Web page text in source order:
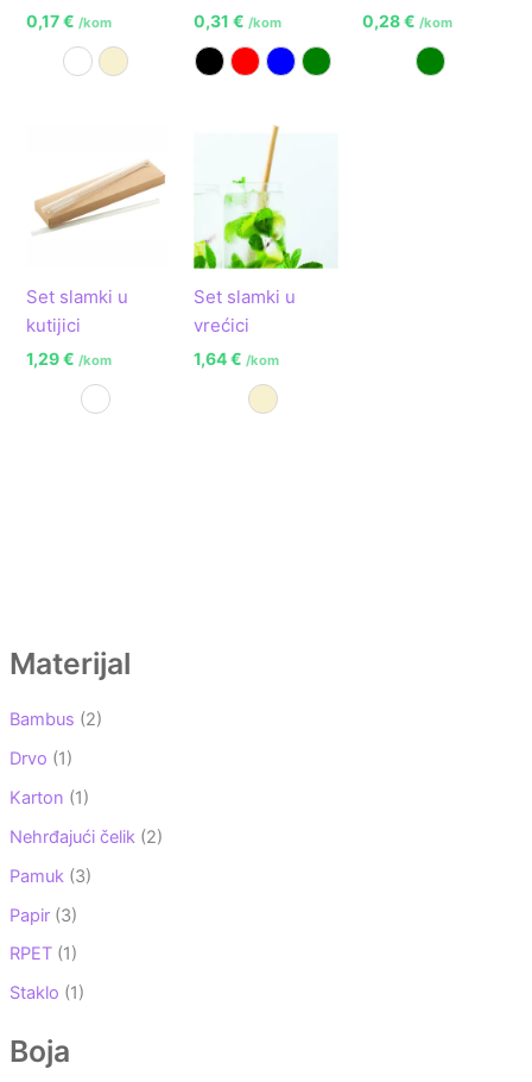
Materijal
Bambus (2)
Drvo (1)
Karton (1)
Nehrđajući čelik (2)
Pamuk (3)
Papir (3)
RPET (1)
Staklo (1)
Boja
0,17€ /kom
BijelaPrirodna
0,31€ /kom
CrnaCrvenaPlavaZelena
0,28€ /kom
Zelena
Set slamki u
kutijici
1,29€ /kom
Prozirna
Set slamki u
vrećici
1,64€ /kom
Prirodna